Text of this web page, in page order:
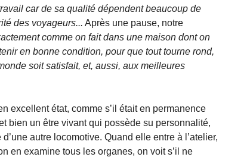
car de sa qualité dépendent beaucoup de
des voyageurs... Après une pause, notre
comme on fait dans une maison dont on
en bonne condition, pour que tout tourne rond,
soit satisfait, et, aussi, aux meilleures
excellent état, comme s’il était en permanence
bien un être vivant qui possède su personnalité,
autre locomotive. Quand elle entre à l’atelier,
en examine tous les organes, on voit s’il ne